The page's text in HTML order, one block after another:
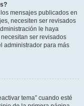
mensajes publicados en
necesiten ser revisados
le haya
ser revisados
administrador para más
tema” cuando esté